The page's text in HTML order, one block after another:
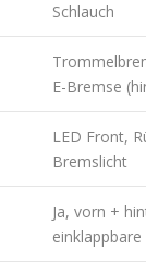
Schlauch
E-Bremse
LED Front,
Bremslicht
Ja, vorn +
einklappbare